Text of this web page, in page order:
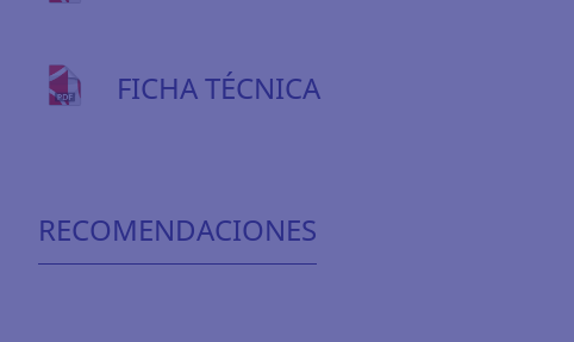
FICHA TÉCNICA
RECOMENDACIONES